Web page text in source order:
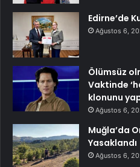
Edirne’de
Ağustos 6,
Ölümsüz
Vaktinde
klonunu
Ağustos 6,
Muğla’da
Yasaklandı
Ağustos 6,